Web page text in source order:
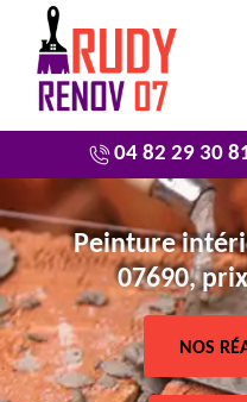
04 82 29 30
Peinture
07690,
NOS